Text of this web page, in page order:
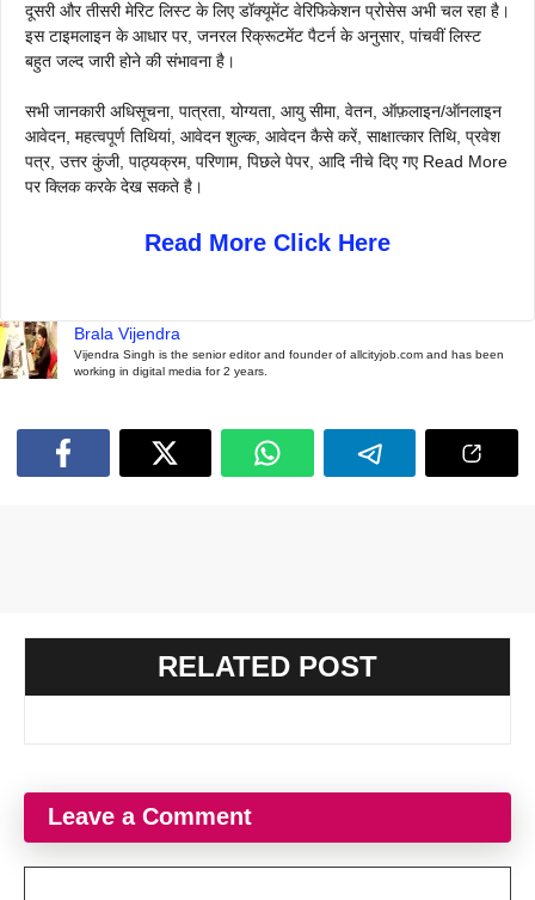
दूसरी और तीसरी मेरिट लिस्ट के लिए डॉक्यूमेंट वेरिफिकेशन प्रोसेस अभी चल रहा है।
इस टाइमलाइन के आधार पर, जनरल रिक्रूटमेंट पैटर्न के अनुसार, पांचवीं लिस्ट
बहुत जल्द जारी होने की संभावना है।
सभी जानकारी अधिसूचना, पात्रता, योग्यता, आयु सीमा, वेतन, ऑफ़लाइन/ऑनलाइन
आवेदन, महत्वपूर्ण तिथियां, आवेदन शुल्क, आवेदन कैसे करें, साक्षात्कार तिथि, प्रवेश
पत्र, उत्तर कुंजी, पाठ्यक्रम, परिणाम, पिछले पेपर, आदि नीचे दिए गए Read More
पर क्लिक करके देख सकते है।
Read More Click Here
Brala Vijendra
Vijendra Singh is the senior editor and founder of allcityjob.com and has been
working in digital media for 2 years.
RELATED POST
Leave a Comment